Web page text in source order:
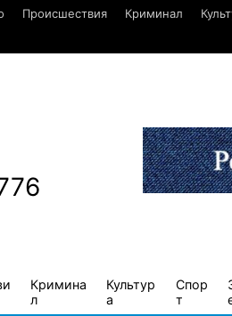
Происшествия Криминал
Кримина
л
Культур
а
Спор
т